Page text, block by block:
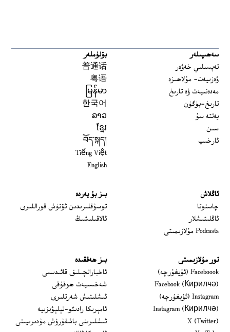
سەھىپىلەر
تەپسىلىي خەۋەر
ۋەزىيەت- مۇلاھىزە
مەدەنىيەت ۋە تارىخ
تارىخ-بۈگۈن
يەتتە سۇ
سىن
ئارخىپ
بۆلۈملەر
普通话
粤语
မြန်မာ
한국어
ລາວ
ខ្មែរ
བོད་སྐད།
Tiếng Việt
English
ئاڭلاش
چاستوتا
ئاڭلىتىشلار
Podcasts مۇلازىمىتى
بىز بۇ يەردە
توسۇقلىرىدىن ئۆتۈش قوراللىرى
ئالاقىلىشىڭ
تور مۇلازىمىتى
Faceboook (ئۇيغۇرچە)
Opens in new window
Facebook (Кирилчә)
Opens in new window
Instagram (ئۇيغۇرچە)
Opens in new window
Instagram (Кирилчә)
Opens in new window
X (Twitter)
بىز ھەققىدە
ئاخباراتچىلىق قائىدىسى
شەخسىيەت ھوقۇقى
ئىشلىتىش شەرتلىرى
ئامېرىكا رادىئو-تېلېۋىزىيە
ئىشلىرىنى باشقۇرۇش مۇدىرىيىتى